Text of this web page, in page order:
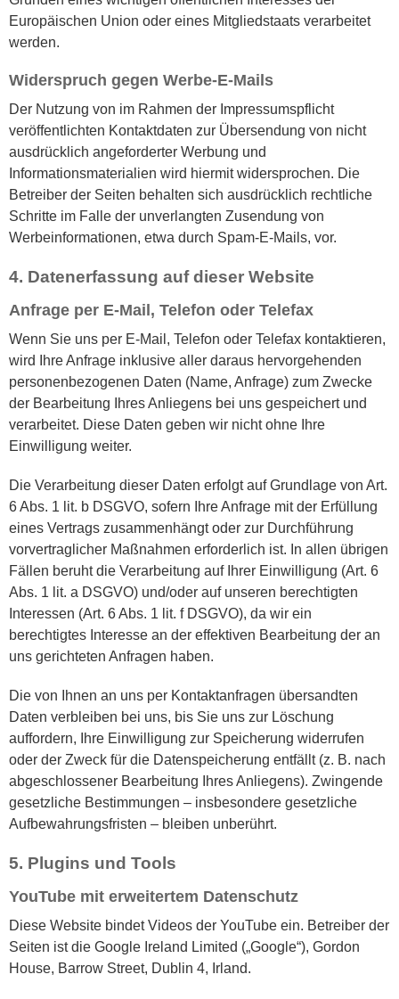
Europäischen Union oder eines Mitgliedstaats verarbeitet
werden.
Widerspruch gegen Werbe-E-Mails
Der Nutzung von im Rahmen der Impressumspflicht
veröffentlichten Kontaktdaten zur Übersendung von nicht
ausdrücklich angeforderter Werbung und
Informationsmaterialien wird hiermit widersprochen. Die
Betreiber der Seiten behalten sich ausdrücklich rechtliche
Schritte im Falle der unverlangten Zusendung von
Werbeinformationen, etwa durch Spam-E-Mails, vor.
4. Datenerfassung auf dieser Website
Anfrage per E-Mail, Telefon oder Telefax
Wenn Sie uns per E-Mail, Telefon oder Telefax kontaktieren,
wird Ihre Anfrage inklusive aller daraus hervorgehenden
personenbezogenen Daten (Name, Anfrage) zum Zwecke
der Bearbeitung Ihres Anliegens bei uns gespeichert und
verarbeitet. Diese Daten geben wir nicht ohne Ihre
Einwilligung weiter.
Die Verarbeitung dieser Daten erfolgt auf Grundlage von Art.
6 Abs. 1 lit. b DSGVO, sofern Ihre Anfrage mit der Erfüllung
eines Vertrags zusammenhängt oder zur Durchführung
vorvertraglicher Maßnahmen erforderlich ist. In allen übrigen
Fällen beruht die Verarbeitung auf Ihrer Einwilligung (Art. 6
Abs. 1 lit. a DSGVO) und/oder auf unseren berechtigten
Interessen (Art. 6 Abs. 1 lit. f DSGVO), da wir ein
berechtigtes Interesse an der effektiven Bearbeitung der an
uns gerichteten Anfragen haben.
Die von Ihnen an uns per Kontaktanfragen übersandten
Daten verbleiben bei uns, bis Sie uns zur Löschung
auffordern, Ihre Einwilligung zur Speicherung widerrufen
oder der Zweck für die Datenspeicherung entfällt (z. B. nach
abgeschlossener Bearbeitung Ihres Anliegens). Zwingende
gesetzliche Bestimmungen – insbesondere gesetzliche
Aufbewahrungsfristen – bleiben unberührt.
5. Plugins und Tools
YouTube mit erweitertem Datenschutz
Diese Website bindet Videos der YouTube ein. Betreiber der
Seiten ist die Google Ireland Limited („Google“), Gordon
House, Barrow Street, Dublin 4, Irland.